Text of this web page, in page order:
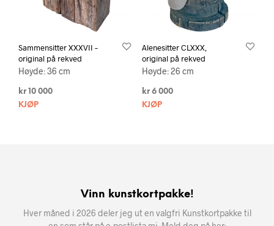
Sammensitter XXXVII –
original på rekved
Høyde: 36 cm
kr 10 000
KJØP
Alenesitter CLXXX,
original på rekved
Høyde: 26 cm
kr6 000
KJØP
Vinn kunstkortpakke!
Hver måned i 2026 deler jeg ut en valgfri Kunstkortpakke til